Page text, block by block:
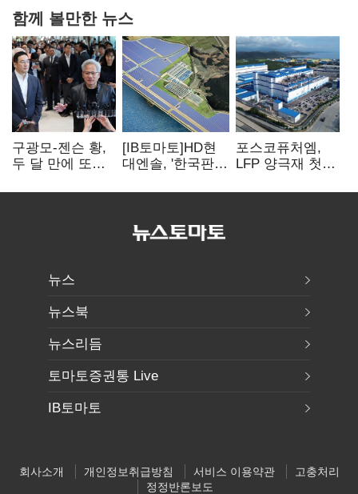
함께 볼만한 뉴스
구광모-젠슨 황,
두 달 만에 또
등 논의
[IB토마토]HD현
대엔솔, '한국판
세액공제 선택이
포스코퓨처엠,
LFP 양극재 첫
ESS 시장 공략
뉴스
뉴스북
뉴스리듬
토마토증권통 Live
IB토마토
회사소개 개인정보취급방침 서비스 이용약관
고충처리
정정반론보도